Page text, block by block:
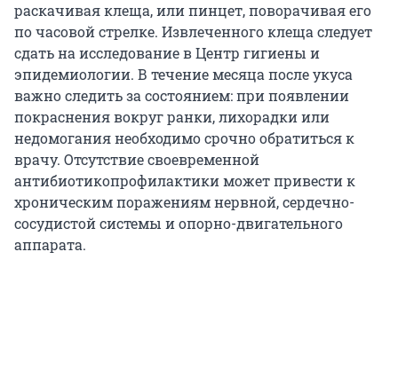
раскачивая клеща, или пинцет, поворачивая его
по часовой стрелке. Извлеченного клеща следует
сдать на исследование в Центр гигиены и
эпидемиологии. В течение месяца после укуса
важно следить за состоянием: при появлении
покраснения вокруг ранки, лихорадки или
недомогания необходимо срочно обратиться к
врачу. Отсутствие своевременной
антибиотикопрофилактики может привести к
хроническим поражениям нервной, сердечно-
сосудистой системы и опорно-двигательного
аппарата.